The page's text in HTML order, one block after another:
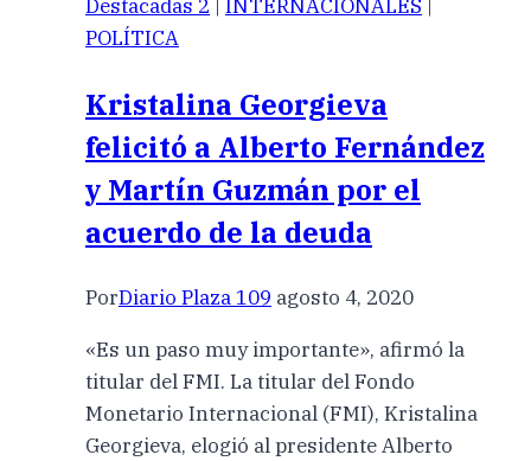
Destacadas 2 INTERNACIONALES
POLÍTICA
Kristalina Georgieva
felicitó a Alberto Fernández
y Martín Guzmán por el
acuerdo de la deuda
PorDiario Plaza 109 agosto 4, 2020
«Es un paso muy importante», afirmó la
titular del FMI. La titular del Fondo
Monetario Internacional (FMI), Kristalina
Georgieva, elogió al presidente Alberto